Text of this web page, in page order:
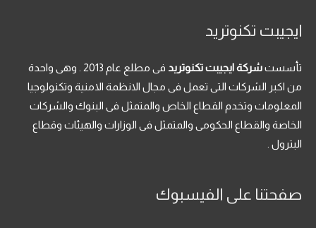
ايجيبت تكنوتريد
تأسستشركة ايجيبت تكنوتريد
فى مطلع عام 2013 . وهى واحدة
من اكبر الشركات التى تعمل فى مجال الانظمة الامنية وتكنولوجيا
المعلومات وتخدم القطاع الخاص والمتمثل فى البنوك والشركات
الخاصة والقطاع الحكومى والمتمثل فى الوزارات والهيئات وقطاع
البترول .
صفحتنا على الفيسبوك